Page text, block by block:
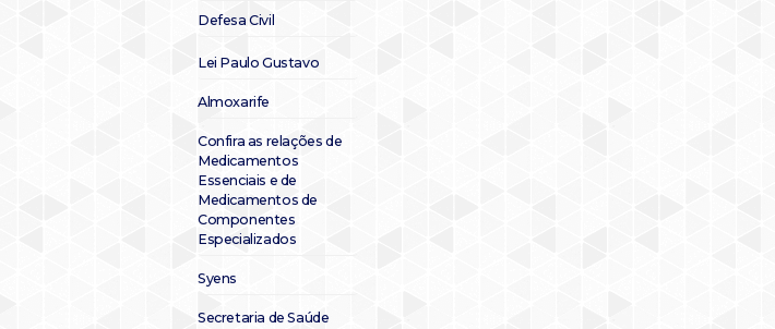
Defesa Civil
Lei Paulo Gustavo
Almoxarife
Confira as relações de
Medicamentos
Essenciais e de
Medicamentos de
Componentes
Especializados
Syens
Secretaria de Saúde